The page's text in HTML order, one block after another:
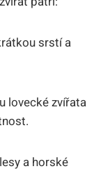
srstí a
lovecké zvířata
a horské